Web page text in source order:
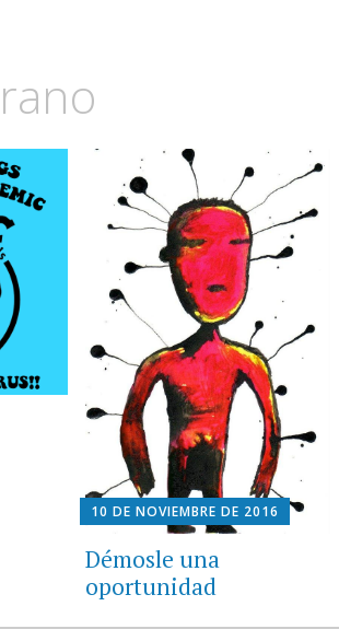
10 DE NOVIEMBRE DE 2016
Démosle una
oportunidad